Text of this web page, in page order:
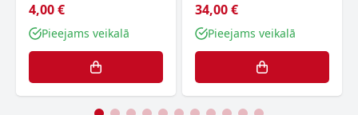
4,00 €
Pieejams veikalā
34,00 €
Pieejams veikalā